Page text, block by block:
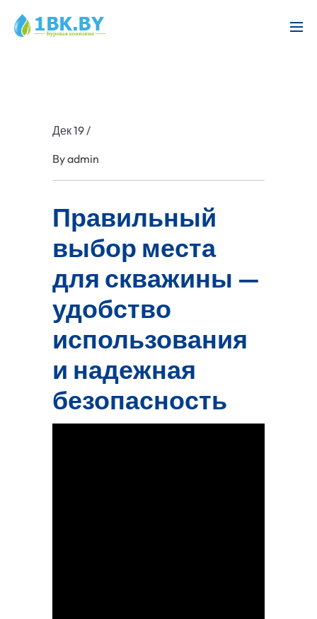
Дек 19/
Byadmin
Правильный
выбор места
для скважины —
удобство
использования
и надежная
безопасность